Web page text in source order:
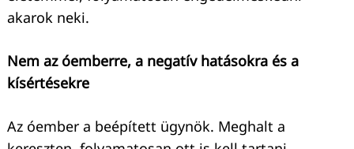
akarok neki.
Nem az óemberre, a negatív hatásokra és a
kísértésekre
Az óember a beépített ügynök. Meghalt a